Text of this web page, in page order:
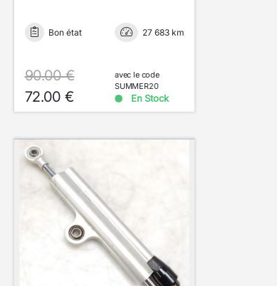
Bon état 27 683 km
90.00 €
72.00 €
avec le code
SUMMER20
En Stock